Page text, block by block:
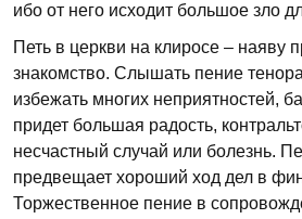
ибо от него исходит большое зло
Петь в церкви на клиросе – наяву
знакомство. Слышать пение
избежать многих неприятностей,
придет большая радость,
несчастный случай или болезнь.
предвещает хороший ход дел в
Торжественное пение в